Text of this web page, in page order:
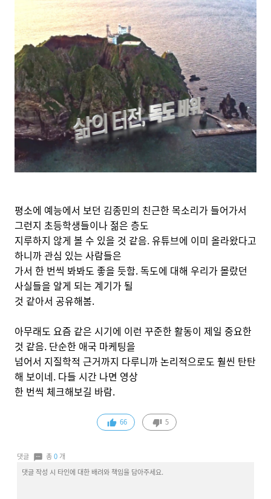
평소에 예능에서 보던 김종민의 친근한 목소리가 들어가서
그런지 초등학생들이나 젊은 층도
지루하지 않게 볼 수 있을 것 같음. 유튜브에 이미 올라왔다고
하니까 관심 있는 사람들은
가서 한 번씩 봐봐도 좋을 듯함. 독도에 대해 우리가 몰랐던
사실들을 알게 되는 계기가 될
것 같아서 공유해봄.
아무래도 요즘 같은 시기에 이런 꾸준한 활동이 제일 중요한
것 같음. 단순한 애국 마케팅을
넘어서 지질학적 근거까지 다루니까 논리적으로도 훨씬 탄탄
해 보이네. 다들 시간 나면 영상
한 번씩 체크해보길 바람.
66 5
댓글 총0 개